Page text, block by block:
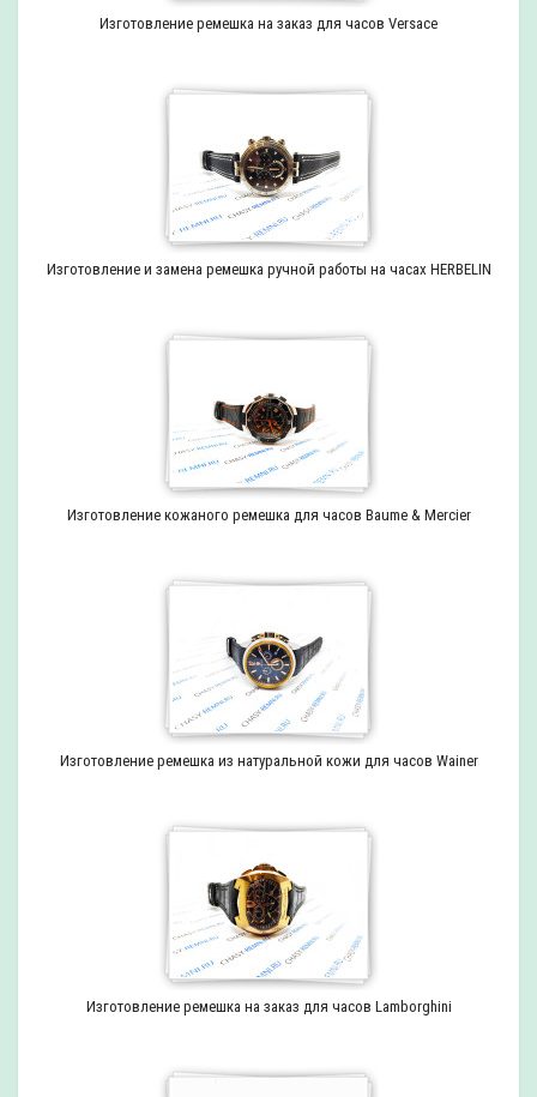
Изготовление ремешка на заказ для часов Versace
Изготовление и замена ремешка ручной работы на часах HERBELIN
Изготовление кожаного ремешка для часов Baume & Mercier
Изготовление ремешка из натуральной кожи для часов Wainer
Изготовление ремешка на заказ для часов Lamborghini